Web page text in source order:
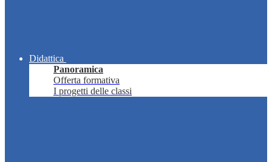
Didattica
Panoramica
Offerta formativa
I progetti delle classi